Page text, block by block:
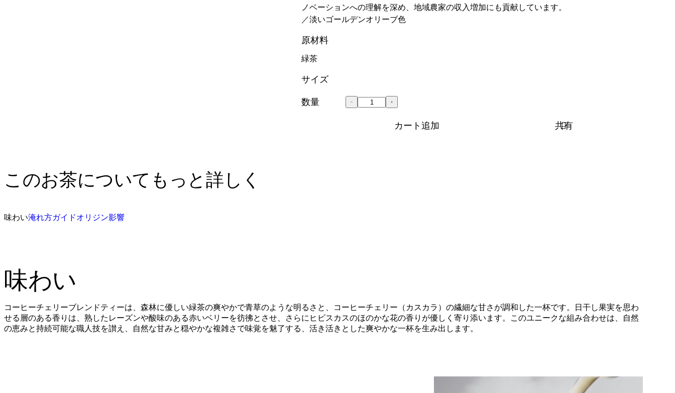
ノベーションへの理解を深め、地域農家の収入増加にも貢献しています。
／淡いゴールデンオリーブ色
原材料
緑茶
サイズ
数量
カート追加 共有
このお茶についてもっと詳しく
味わい淹れ方ガイドオリジン影響
味わい
コーヒーチェリーブレンドティーは、森林に優しい緑茶の爽やかで青草のような明るさと、コーヒーチェリー（カスカラ）の繊細な甘さが調和した一杯です。日干し果実を思わ
せる層のある香りは、熟したレーズンや酸味のある赤いベリーを彷彿とさせ、さらにヒビスカスのほのかな花の香りが優しく寄り添います。このユニークな組み合わせは、自然
の恵みと持続可能な職人技を讃え、自然な甘みと穏やかな複雑さで味覚を魅了する、活き活きとした爽やかな一杯を生み出します。